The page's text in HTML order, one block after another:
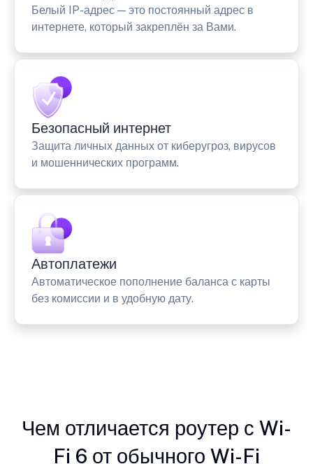
Белый IP-адрес — это постоянный адрес в
интернете, который закреплён за Вами.
Безопасный интернет
Защита личных данных от киберугроз, вирусов
и мошеннических программ.
Автоплатежи
Автоматическое пополнение баланса с карты
без комиссии и в удобную дату.
Чем отличается роутер с Wi-
Fi 6 от обычного Wi-Fi